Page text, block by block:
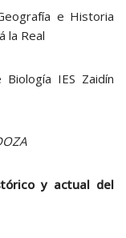
e Historia
la Real
IES Zaidín
y actual del